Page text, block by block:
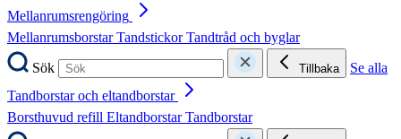
Mellanrumsrengöring
MellanrumsborstarTandstickorTandtråd och byglar
Sök
Tillbaka
Se alla
Tandborstar och eltandborstar
Borsthuvud refill EltandborstarTandborstar